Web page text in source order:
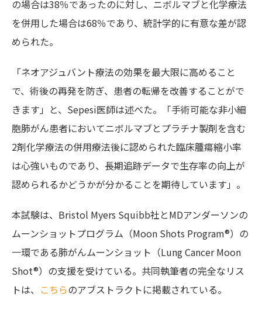
の場合は38％であったのに対し、ニボルマブと化学療法
を併用した場合は68％であり、統計学的に有意な差が認
められた。
「ネオアジュバント療法の効果を最大限に高めること
で、術後の再発を防ぎ、患者の転帰を改善することがで
きます」と、Sepesi医師は述べた。「手術可能な非小細
胞肺がん患者においてニボルマブとプラチナ製剤を含む
2剤化学療法の併用療法後に認められた臨床腫瘍縮小率
は心強いものであり、長期追跡データで生存率の向上が
認められるかどうかが分かることを期待しています」。
本試験は、Bristol Myers Squibb社とMDアンダーソンの
ムーンショットプログラム（Moon Shots Program®）の
一環である肺がんムーンショット（Lung Cancer Moon
Shot®）の支援を受けている。共同執筆者の完全なリス
トは、 こちらのアブストラクトに掲載されている。